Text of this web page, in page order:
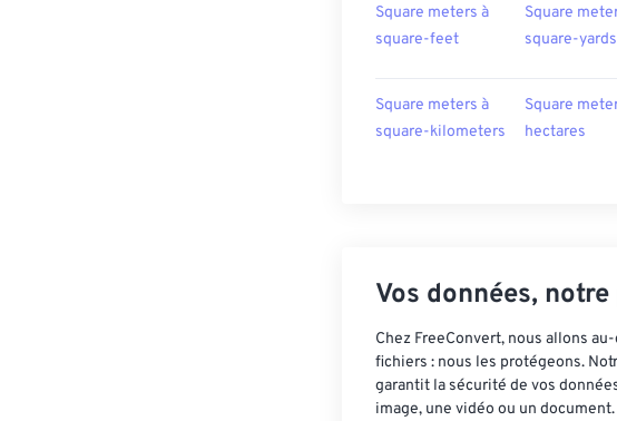
Square meters à
square-feet
Square
square-yards
Square meters à
square-kilometers
Square
hectares
Vos données,
Chez FreeConvert, nous allons
fichiers : nous les protégeons.
garantit la sécurité de vos
image, une vidéo ou un